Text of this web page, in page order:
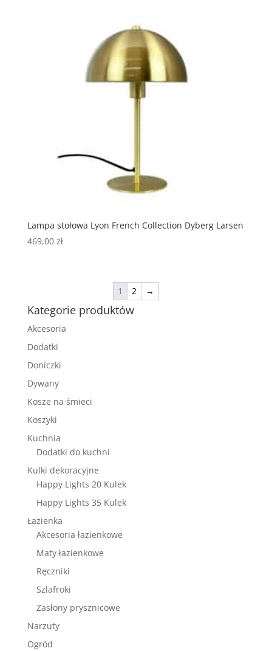
Lampa stołowa Lyon French Collection Dyberg Larsen
469,00 zł
1 2 →
Kategorie produktów
Akcesoria
Dodatki
Doniczki
Dywany
Kosze na śmieci
Koszyki
Kuchnia
Dodatki do kuchni
Kulki dekoracyjne
Happy Lights 20 Kulek
Happy Lights 35 Kulek
Łazienka
Akcesoria łazienkowe
Maty łazienkowe
Ręczniki
Szlafroki
Zasłony prysznicowe
Narzuty
Ogród